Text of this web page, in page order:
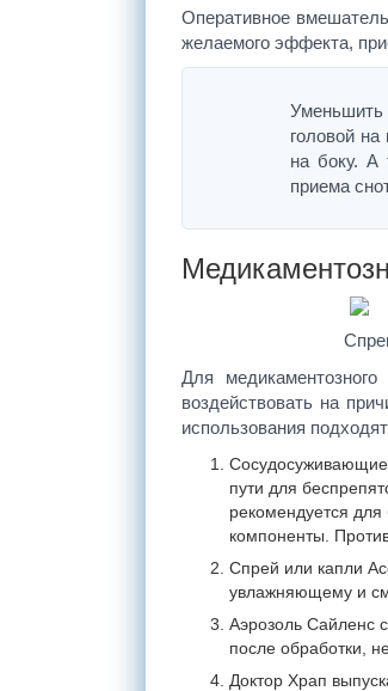
Оперативное
желаемого эффекта,
головой
на боку. А
приема
Для
воздействовать на
использования
Сосудосуживающие
пути для
рекомендуется
компоненты.
Спрей или капли
увлажняющему и
Аэрозоль Сайленс
после обработки,
Доктор Храп